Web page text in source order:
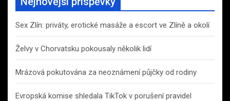
Sex Zlín: priváty, erotické masáže a escort ve Zlíně a okolí
Želvy v Chorvatsku pokousaly několik lidí
Mrázová pokutována za neoznámení půjčky od rodiny
Evropská komise shledala TikTok v porušení pravidel